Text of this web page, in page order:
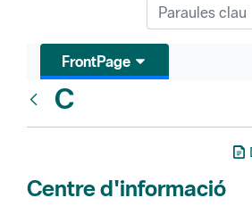
FrontPage
C
Centre d'informació